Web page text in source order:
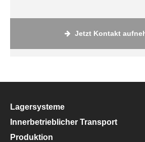
Jetzt Kontakt
Lagersysteme
Innerbetrieblicher Transport
Produktion